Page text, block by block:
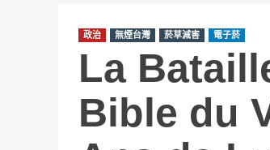
政治 無煙台灣 菸草減害 電子菸
La
Bible du